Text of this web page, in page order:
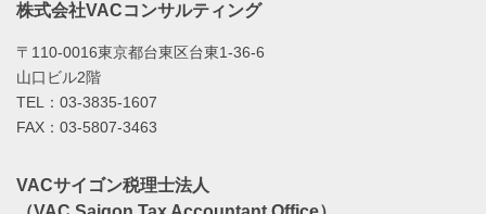
株式会社VACコンサルティング
〒110-0016東京都台東区台東1-36-6
山口ビル2階
TEL：03-3835-1607
FAX：03-5807-3463
VACサイゴン税理士法人